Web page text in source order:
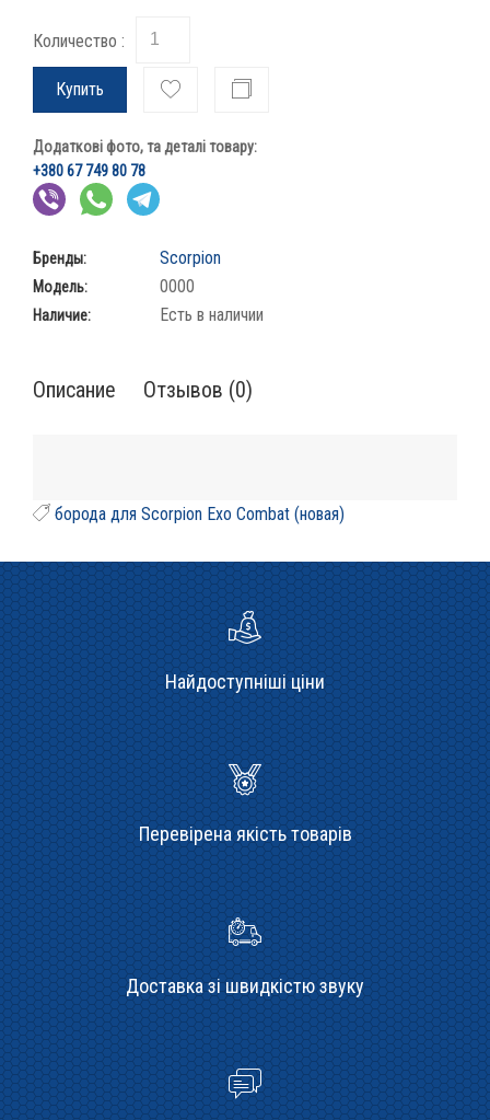
Количество :
Купить
Додаткові фото, та деталі товару:
+380 67 749 80 78
Бренды: Scorpion
Модель: 0000
Наличие: Есть в наличии
Описание Отзывов (0)
борода для Scorpion Exo Combat (новая)
Найдоступніші ціни
Перевірена якість товарів
Доставка зі швидкістю звуку